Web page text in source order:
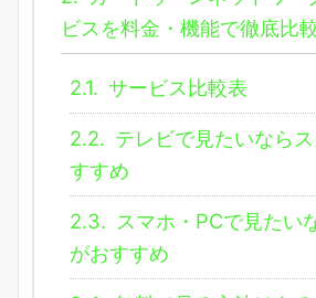
ビスを料金・機能で徹底比
2.1. サービス比較表
2.2. テレビで見たいなら
すすめ
2.3. スマホ・PCで見たい
がおすすめ